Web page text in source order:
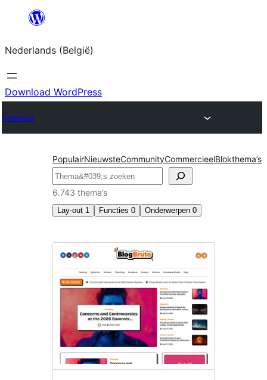
Spring
de
inhoud
Nederlands (België)
Download WordPress
Thema’s
PopulairNieuwsteCommunityCommercieelBlokthema’s
Zoeken
6.743 thema’s
Lay-out 1 Functies 0 Onderwerpen 0
Rechter